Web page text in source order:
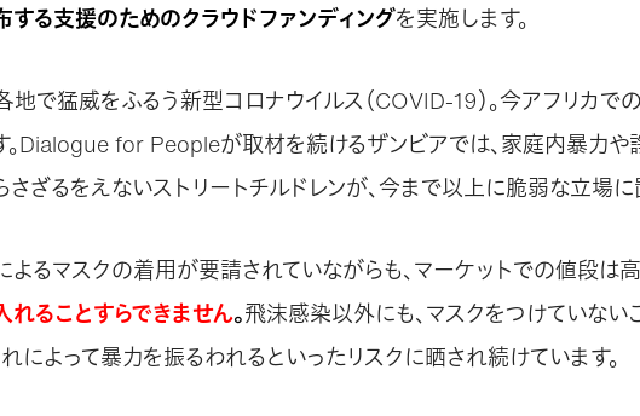
する支援のためのクラウドファンディングを実施します。
地で猛威をふるう新型コロナウイルス（COVID-19）。今アフリカで
。Dialogue for Peopleが取材を続けるザンビアでは、家庭内暴力や
さざるをえないストリートチルドレンが、今まで以上に脆弱な立場に
よるマスクの着用が要請されていながらも、マーケットでの値段は高
れることすらできません。飛沫感染以外にも、マスクをつけていない
れによって暴力を振るわれるといったリスクに晒され続けています。